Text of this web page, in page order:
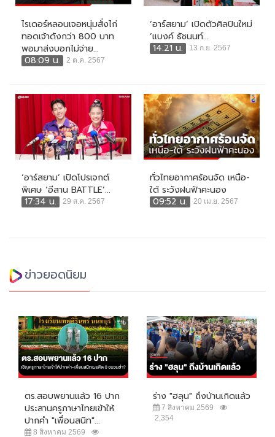
ไรเดอร์หลอนเจอหนุ่มสั่งไก่
ทอดเจ้าดังกว่า 800 บาท
พอมาส่งบอกไม่จ่าย...
08:09 น.
2 ต.ค. 2567
‘อาร์สยาม’ เปิดตัวศิลปินใหม่
‘แบงค์ ธัชนนท์...
14:21 น.
13 ก.ย. 2567
‘อาร์สยาม’ เปิดโปรเจกต์
พิเศษ ‘อีสาน BATTLE’...
17:34 น.
29 ส.ค. 2567
ทั่วไทยอากาศร้อนจัด เหนือ-
ใต้ ระวังฝนฟ้าคะนอง
09:52 น.
20 เม.ย. 2567
ข่าวยอดนิยม
ตร.สอบพยานแล้ว 16 ปาก
ประสานครูภาษาไทยเข้าให้
ปากคำ "เพื่อนสนิท"...
8 สิงหาคม 2569
ร่าง "ฮลุน" ถึงบ้านเกิดแล้ว
7 สิงหาคม 2569
2,354